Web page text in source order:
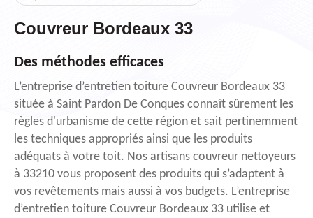
Couvreur Bordeaux 33
Des méthodes efficaces
L’entreprise d’entretien toiture Couvreur Bordeaux 33
située à Saint Pardon De Conques connaît sûrement les
règles d'urbanisme de cette région et sait pertinemment
les techniques appropriés ainsi que les produits
adéquats à votre toit. Nos artisans couvreur nettoyeurs
à 33210 vous proposent des produits qui s’adaptent à
vos revêtements mais aussi à vos budgets. L’entreprise
d’entretien toiture Couvreur Bordeaux 33 utilise et